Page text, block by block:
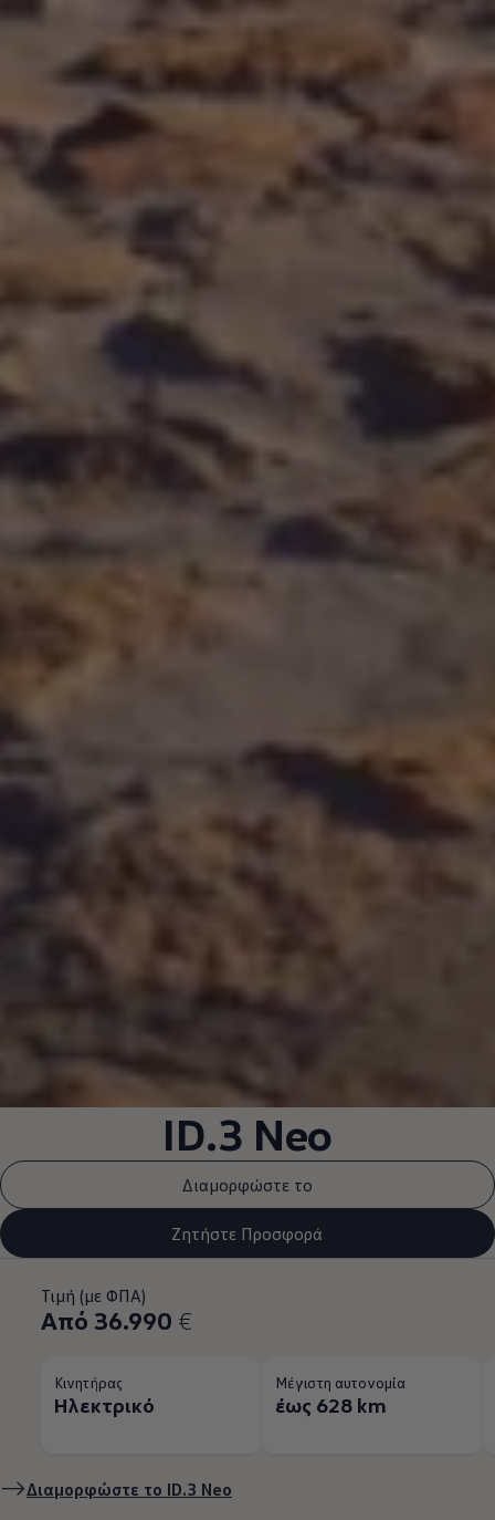
ID.3 Neo
Διαμορφώστε το
Ζητήστε Προσφορά
Τιμή (με ΦΠΑ)
Από 36.990 €
Κινητήρας
Ηλεκτρικό
Μέγιστη αυτονομία
έως 628 km
Διαμορφώστε το ID.3 Neo